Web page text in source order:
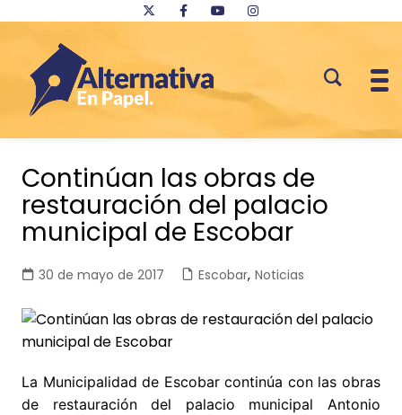
contenido
Continúan las obras de
restauración del palacio
municipal de Escobar
30 de mayo de 2017 Escobar, Noticias
La Municipalidad de Escobar continúa con las obras
de restauración del palacio municipal Antonio